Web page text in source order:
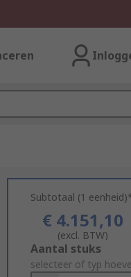
Subtotaal (1
€ 4.151,10
(excl. BTW)
Add
to
Aantal stuks
selecteer of typ